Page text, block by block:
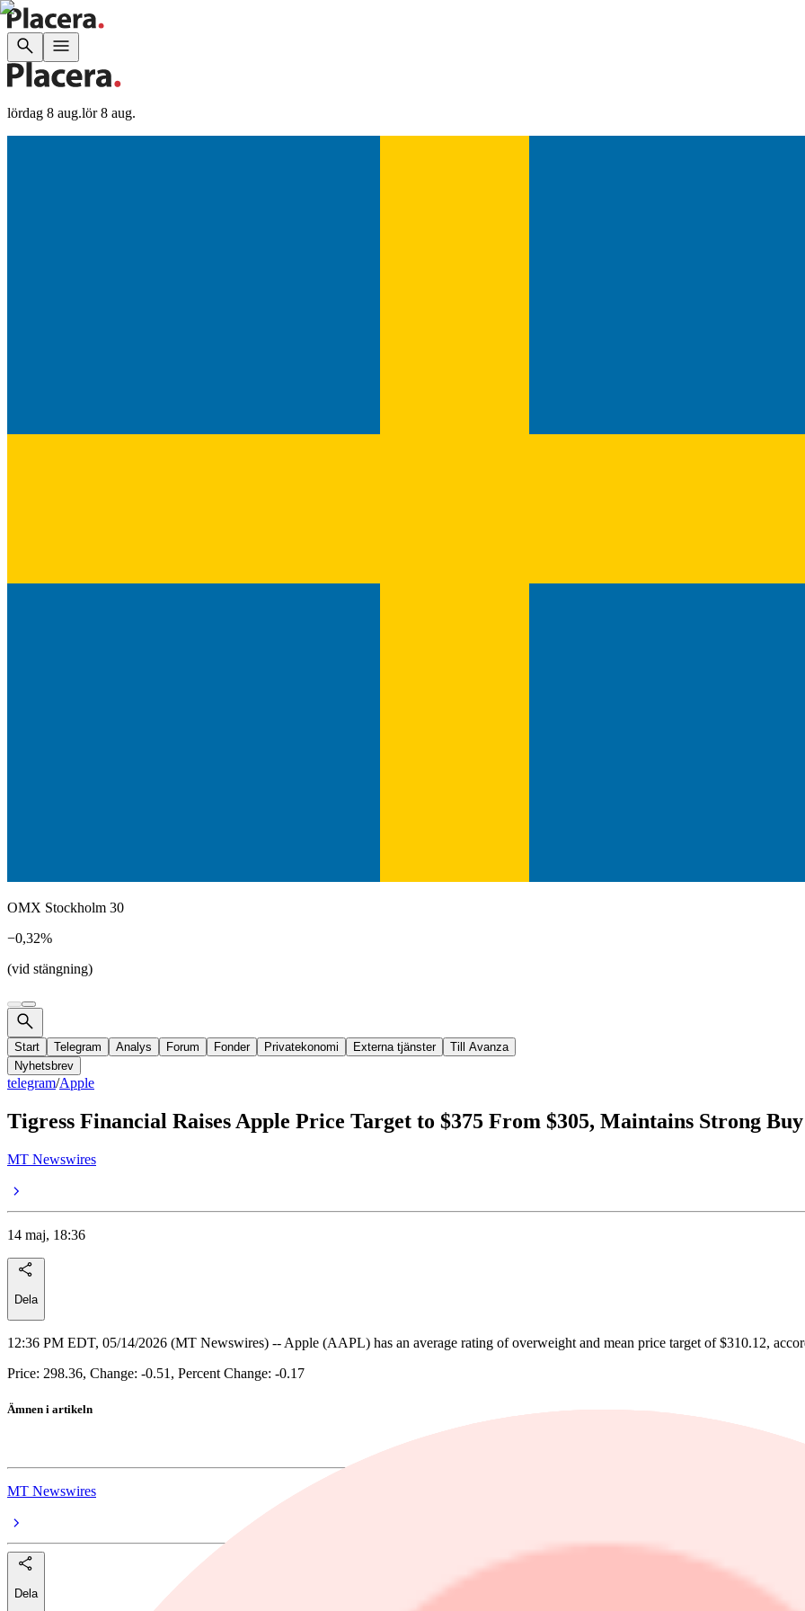
lördag 8 aug.lör 8 aug.
OMX Stockholm 30
−0,32%
(vid stängning)
Start Telegram Analys Forum Fonder Privatekonomi Externa tjänster
Till Avanza
Nyhetsbrev
telegram/Apple
Tigress Financial Raises Apple Price Target to $375 From $305, Maintains Strong
MT Newswires
14 maj, 18:36
Dela
12:36 PM EDT, 05/14/2026 (MT Newswires) -- Apple (AAPL) has an average rating of overweight and mean price target of $310.12,
Price: 298.36, Change: -0.51, Percent Change: -0.17
Ämnen i artikeln
MT Newswires
Dela